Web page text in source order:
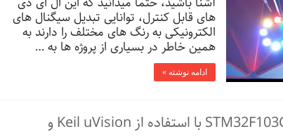
های قابل کنترل، توانایی تبدیل سیگنال های
الکترونیکی به رنگ های مختلف را دارند به
همین خاطر در بسیاری از پروژه ها به …
ادامه نوشته »
پروگرم کردن میکروکنترلر STM32F103C8 با استفاده از Keil uVision و